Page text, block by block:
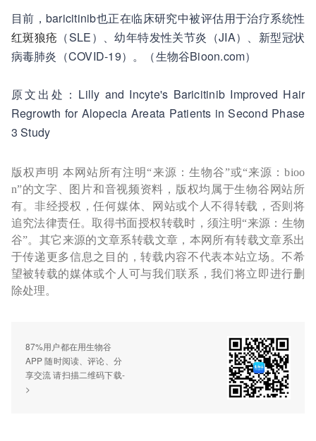
目前，baricitinib也正在临床研究中被评估用于治疗系统性
红斑狼疮 （SLE）、幼年特发性关节炎（JIA）、新型冠状
病毒肺炎（COVID-19）。（生物谷Bioon.com）
原文出处：Lilly and Incyte's Baricitinib Improved Hair
Regrowth for Alopecia Areata Patients in Second Phase
3 Study
版权声明 本网站所有注明“来源：生物谷”或“来源：bioo
n”的文字、图片和音视频资料，版权均属于生物谷网站所
有。非经授权，任何媒体、网站或个人不得转载，否则将
追究法律责任。取得书面授权转载时，须注明“来源：生物
谷”。其它来源的文章系转载文章，本网所有转载文章系出
于传递更多信息之目的，转载内容不代表本站立场。不希
望被转载的媒体或个人可与我们联系，我们将立即进行删
除处理。
87%用户都在用生物谷
APP 随时阅读、评论、分
享交流 请扫描二维码下载-
>